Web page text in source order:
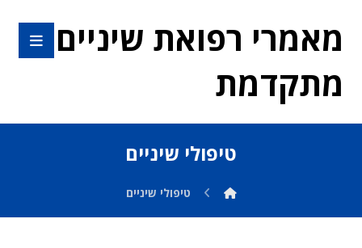
מאמרי רפואת שיניים
מתקדמת
טיפולי שיניים
טיפולי שיניים